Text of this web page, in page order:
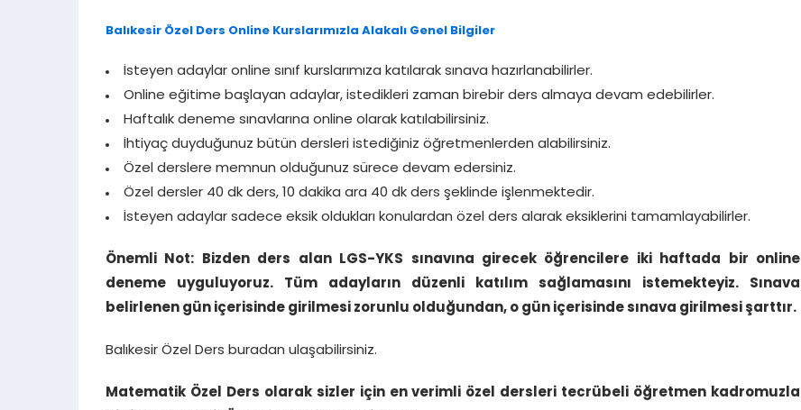
Balıkesir Özel Ders Online Kurslarımızla Alakalı Genel Bilgiler
İsteyen adaylar online sınıf kurslarımıza katılarak sınava hazırlanabilirler.
Online eğitime başlayan adaylar, istedikleri zaman birebir ders almaya devam edebilirler.
Haftalık deneme sınavlarına online olarak katılabilirsiniz.
İhtiyaç duyduğunuz bütün dersleri istediğiniz öğretmenlerden alabilirsiniz.
Özel derslere memnun olduğunuz sürece devam edersiniz.
Özel dersler 40 dk ders, 10 dakika ara 40 dk ders şeklinde işlenmektedir.
İsteyen adaylar sadece eksik oldukları konulardan özel ders alarak eksiklerini tamamlayabilirler.
Önemli Not: Bizden ders alan LGS-YKS sınavına girecek öğrencilere iki haftada bir online
deneme uyguluyoruz. Tüm adayların düzenli katılım sağlamasını istemekteyiz. Sınava
belirlenen gün içerisinde girilmesi zorunlu olduğundan, o gün içerisinde sınava girilmesi şarttır.
Balıkesir Özel Ders buradan ulaşabilirsiniz.
Matematik Özel Ders olarak sizler için en verimli özel dersleri tecrübeli öğretmen kadromuzla